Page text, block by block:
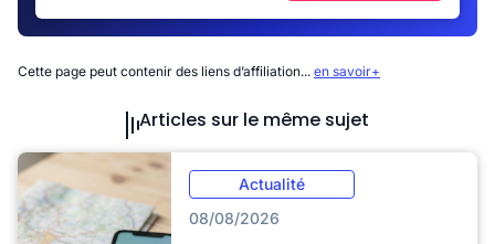
Cette page peut contenir des liens d’affiliation... en savoir+
Articles sur le même sujet
Actualité
08/08/2026